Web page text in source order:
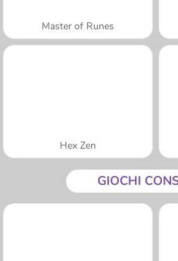
Master of Runes
Hex Zen
GIOCHI